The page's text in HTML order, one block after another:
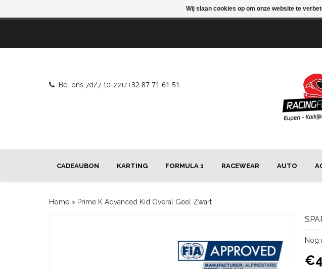
Bel ons 7d/7 10-22u:+32 87 71 61 51
CADEAUBON KARTING FORMULA 1 RACEWEAR AUTO
Home » Prime K Advanced Kid Overal Geel Zwart
Nog
Wij slaan cookies op om onze website te